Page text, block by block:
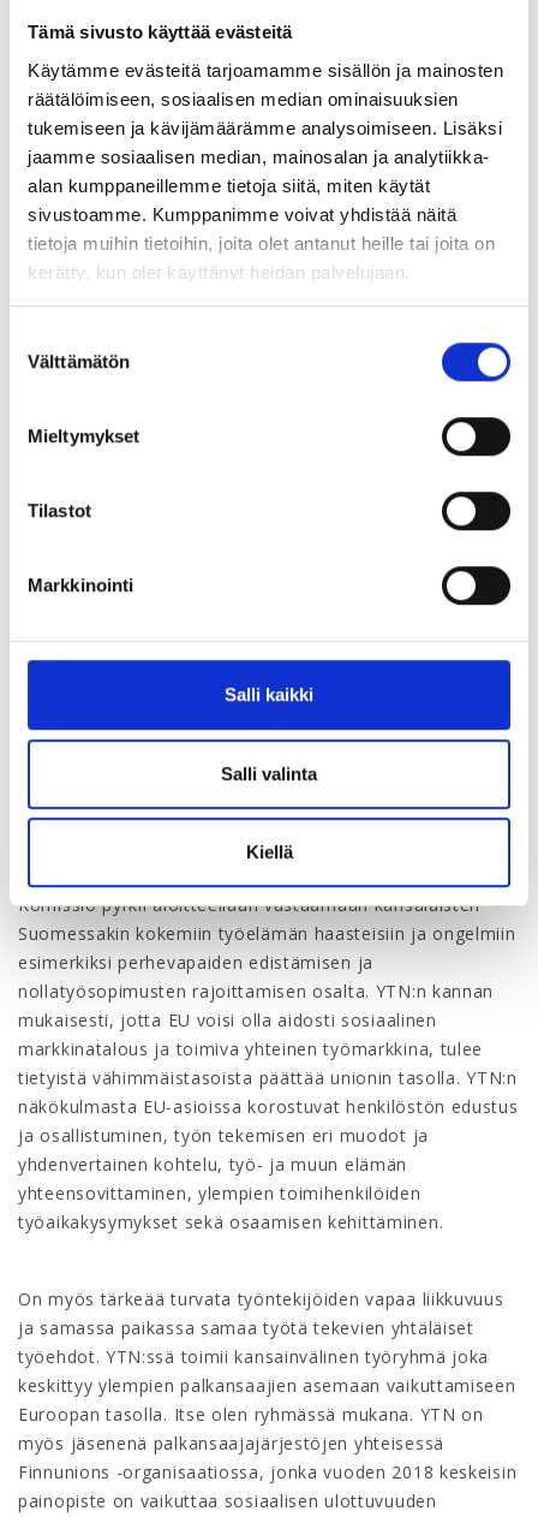
Tämä sivusto käyttää evästeitä
Käytämme evästeitä tarjoamamme sisällön ja mainosten
räätälöimiseen, sosiaalisen median ominaisuuksien
tukemiseen ja kävijämäärämme analysoimiseen. Lisäksi
jaamme sosiaalisen median, mainosalan ja analytiikka-
alan kumppaneillemme tietoja siitä, miten käytät
sivustoamme. Kumppanimme voivat yhdistää näitä
tietoja muihin tietoihin, joita olet antanut heille tai joita on
kerätty, kun olet käyttänyt heidän palvelujaan.
valinta
Välttämätön
Mieltymykset
Tilastot
Markkinointi
Salli kaikki
Salli valinta
Kiellä
suoraan hieman vajaa viidesosa lainsäädännöstämme.
Määrä itsessään ei ole suuri, mutta se sisältää
käytännössä koko rahapolitiikan. Myös
kilpailulainsäädäntöön, tulliliittoon ja kauppapolitiikkaan
liittyvät asiat kuuluvat EU:n yksinomaiseen toimivaltaan.
Esimerkiksi maatalouspolitiikassa unionilla on laaja
toimivalta, kun taas vaikkapa terveyspolitiikassa
toimivalta on huomattavasti rajoitetumpi.
Tämän ja seuraavien vuosien ehkä mielenkiintoinen hanke
on Euroopan sosiaalisten oikeuksien pilari. Oletko kuullut
siitä mainittavan kertaakaan? Eri edunvalvontajärjestöt
eduskunnankin valiokuntien toimesta. Sosiaalisten
oikeuksien pilarissa esitetään 20 keskeistä periaatetta ja
moitteettomasti toimivia työmarkkinoita ja
euroalueen maita silmällä pitäen, mutta sitä voidaan
soveltaa kaikkiin niihin EU:n jäsenvaltioihin, jotka haluavat
merkittävästi eurokriisissä ja viimeisenä 10 vuotena
Euroopan työmarkkinajärjestelmien keskeinen teema
Sosiaalipilari on ensimmäinen suuren kokoluokan hanke,
jossa pyritään tuomaan tasapainoa tälle kehitykselle. EU:n
huomioimaan myös sosiaalisia vaikutuksia.
Komissio pyrkii aloitteellaan vastaamaan kansalaisten
Suomessakin kokemiin työelämän haasteisiin ja ongelmiin
esimerkiksi perhevapaiden edistämisen ja
nollatyösopimusten rajoittamisen osalta. YTN:n kannan
mukaisesti, jotta EU voisi olla aidosti sosiaalinen
markkinatalous ja toimiva yhteinen työmarkkina, tulee
tietyistä vähimmäistasoista päättää unionin tasolla. YTN:n
näkökulmasta EU-asioissa korostuvat henkilöstön edustus
ja osallistuminen, työn tekemisen eri muodot ja
yhdenvertainen kohtelu, työ- ja muun elämän
yhteensovittaminen, ylempien toimihenkilöiden
työaikakysymykset sekä osaamisen kehittäminen.
On myös tärkeää turvata työntekijöiden vapaa liikkuvuus
ja samassa paikassa samaa työtä tekevien yhtäläiset
työehdot. YTN:ssä toimii kansainvälinen työryhmä joka
keskittyy ylempien palkansaajien asemaan vaikuttamiseen
Euroopan tasolla. Itse olen ryhmässä mukana. YTN on
myös jäsenenä palkansaajajärjestöjen yhteisessä
Finnunions -organisaatiossa, jonka vuoden 2018 keskeisin
painopiste on vaikuttaa sosiaalisen ulottuvuuden